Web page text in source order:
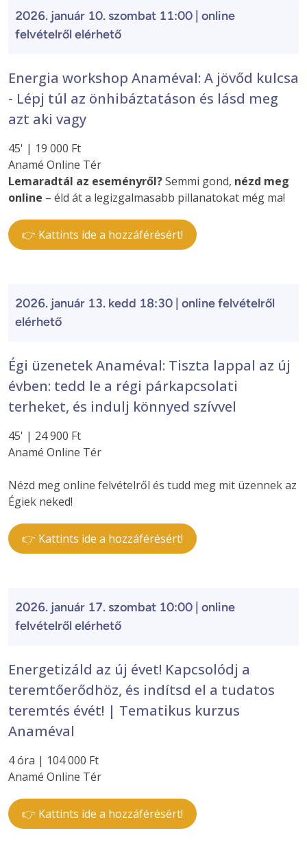
2026. január 10. szombat 11:00 | online
felvételről elérhető
Energia workshop Anaméval: A jövőd kulcsa
- Lépj túl az önhibáztatáson és lásd meg
azt aki vagy
45' | 19 000 Ft
Anamé Online Tér
Lemaradtál az eseményről?Semmi gond, nézd meg
online – éld át a legizgalmasabb pillanatokat még ma!
👉 Kattints ide a hozzáférésért!
2026. január 13. kedd 18:30 | online felvételről
elérhető
Égi üzenetek Anaméval: Tiszta lappal az új
évben: tedd le a régi párkapcsolati
terheket, és indulj könnyed szívvel
45' | 24 900 Ft
Anamé Online Tér
Nézd meg online felvételről és tudd meg mit üzennek az
Égiek neked!
👉 Kattints ide a hozzáférésért!
2026. január 17. szombat 10:00 | online
felvételről elérhető
Energetizáld az új évet! Kapcsolódj a
teremtőerődhöz, és indítsd el a tudatos
teremtés évét! | Tematikus kurzus
Anaméval
4 óra | 104 000 Ft
Anamé Online Tér
👉 Kattints ide a hozzáférésért!